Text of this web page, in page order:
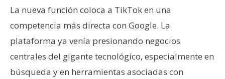
La nueva función coloca a TikTok en una
competencia más directa con Google. La
plataforma ya venía presionando negocios
centrales del gigante tecnológico, especialmente en
búsqueda y en herramientas asociadas con